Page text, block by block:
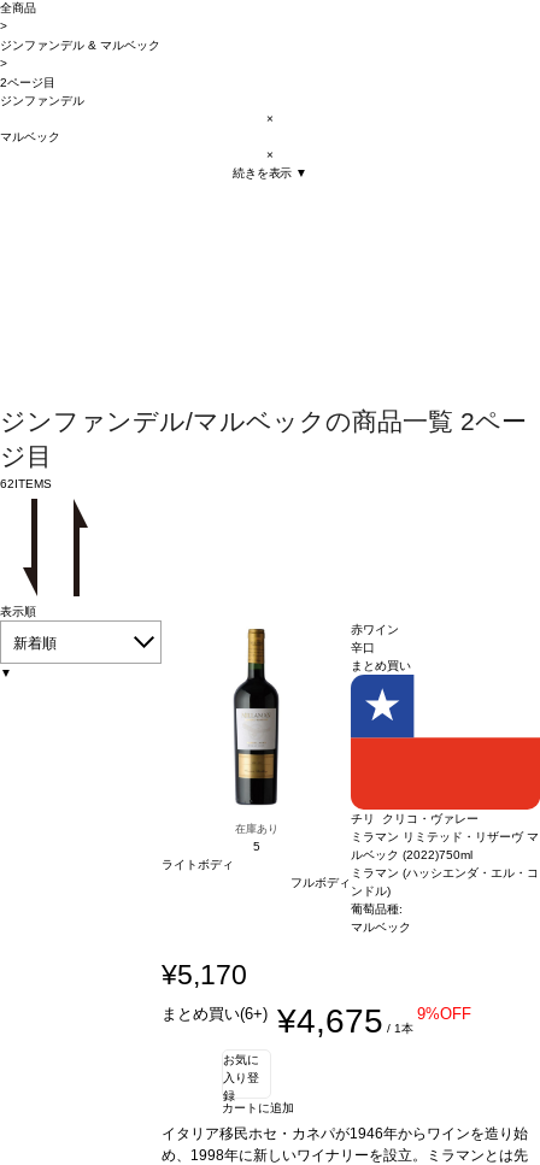
全商品
>
ジンファンデル& マルベック
>
2ページ目
ジンファンデル
×
マルベック
×
続きを表示 ▼
ジンファンデル/マルベックの商品一覧 2ペー
ジ目
62ITEMS
表示順
新着順
▼
在庫あり
5
ライトボディ
フルボディ
赤ワイン
辛口
まとめ買い
チリ クリコ・ヴァレー
ミラマン リミテッド・リザーヴ マ
ルベック (2022)750ml
ミラマン (ハッシエンダ・エル・コ
ンドル)
葡萄品種:
マルベック
¥5,170
まとめ買い(6+) ¥4,675 / 1本
9%OFF
お気に
入り登
録
カートに追加
イタリア移民ホセ・カネパが1946年からワインを造り始
め、1998年に新しいワイナリーを設立。ミラマンとは先